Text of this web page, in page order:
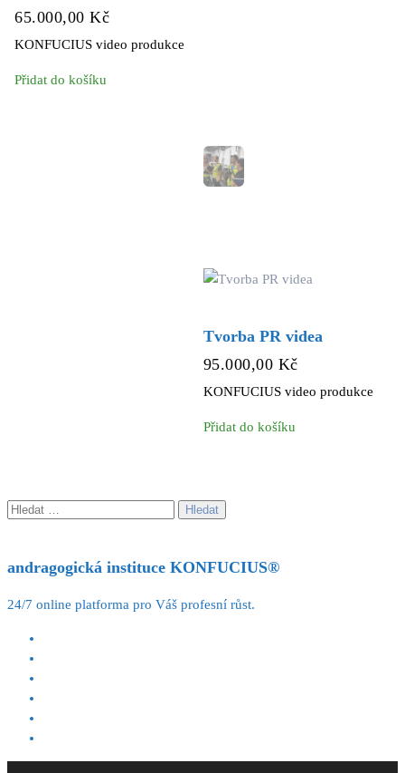
65.000,00 Kč
KONFUCIUS video produkce
Přidat do košíku
Tvorba PR videa
95.000,00 Kč
KONFUCIUS video produkce
Přidat do košíku
Vyhledávání
andragogická instituce KONFUCIUS®
24/7 online platforma pro Váš profesní růst.